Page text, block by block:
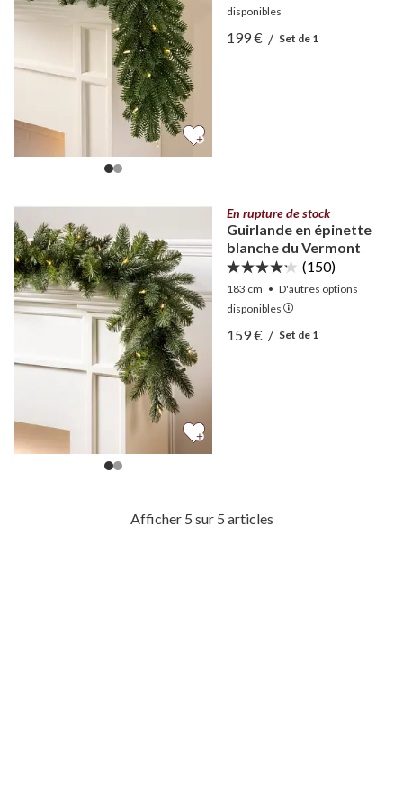
disponibles
Afficher Guirlande en
Afficher Guirlande en
199 €/ Set de 1
En rupture de stock
Guirlande en épinette
blanche du Vermont
(150)
183 cm • D'autres options
disponibles
Afficher Guirlande en
Afficher Guirlande en
159 €/ Set de 1
Afficher 5 sur 5 articles